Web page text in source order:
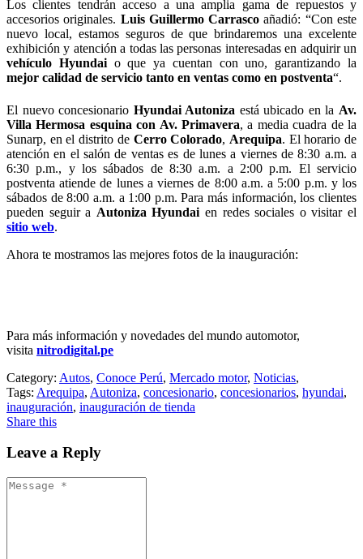
Los clientes tendrán acceso a una amplia gama de repuestos y
accesorios originales. Luis Guillermo Carrasco añadió: “Con este
nuevo local, estamos seguros de que brindaremos una excelente
exhibición y atención a todas las personas interesadas en adquirir un
vehículo Hyundaio que ya cuentan con uno, garantizando la
mejor calidad de servicio tanto en ventas como en postventa“.
El nuevo concesionario Hyundai Autoniza está ubicado en la Av.
Villa Hermosa esquina con Av. Primavera, a media cuadra de la
Sunarp, en el distrito de Cerro Colorado, Arequipa. El horario de
atención en el salón de ventas es de lunes a viernes de 8:30 a.m. a
6:30 p.m., y los sábados de 8:30 a.m. a 2:00 p.m. El servicio
postventa atiende de lunes a viernes de 8:00 a.m. a 5:00 p.m. y los
sábados de 8:00 a.m. a 1:00 p.m. Para más información, los clientes
pueden seguir a Autoniza Hyundai en redes sociales o visitar el
sitio web.
Ahora te mostramos las mejores fotos de la inauguración:
Para más información y novedades del mundo automotor,
visita nitrodigital.pe
Category: Autos, Conoce Perú, Mercado motor, Noticias,
Tags: Arequipa, Autoniza, concesionario, concesionarios, hyundai,
inauguración, inauguración de tienda
Share this
Leave a Reply